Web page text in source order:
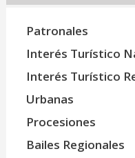
Patronales
Interés Turístico
Interés Turístico
Urbanas
Procesiones
Bailes Regionales